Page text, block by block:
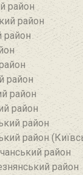
район‎
район‎
район
район
район
район
район
район
район
район